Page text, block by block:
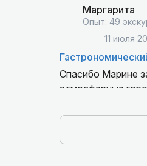
есть. Спасибо!
Маргарита
Опыт: 49
11 июля
Спасибо Марине
атмосферные